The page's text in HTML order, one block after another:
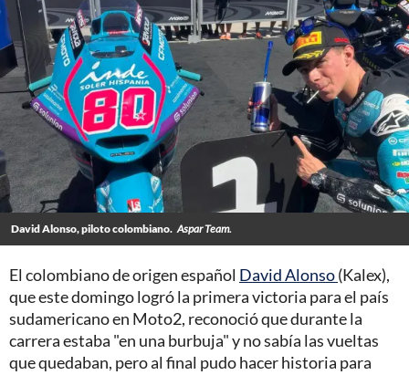
David Alonso, piloto colombiano. Aspar Team.
El colombiano de origen español David Alonso(Kalex),
que este domingo logró la primera victoria para el país
sudamericano en Moto2, reconoció que durante la
carrera estaba "en una burbuja" y no sabía las vueltas
que quedaban, pero al final pudo hacer historia para